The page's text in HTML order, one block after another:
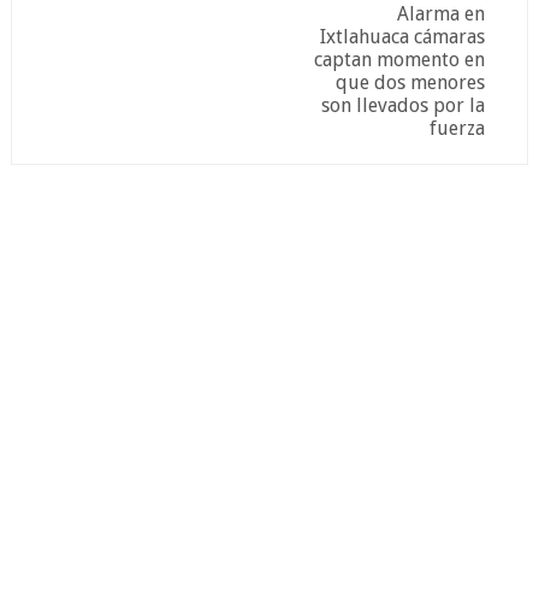
Alarma en
Ixtlahuaca cámaras
captan momento en
que dos menores
son llevados por la
fuerza